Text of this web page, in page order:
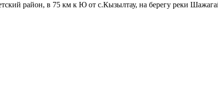
район, в 75 км к Ю от с.Кызылтау, на берегу реки